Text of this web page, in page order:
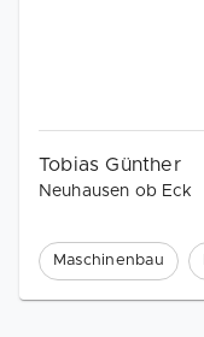
Tobias Günther
Neuhausen ob Eck
Maschinenbau